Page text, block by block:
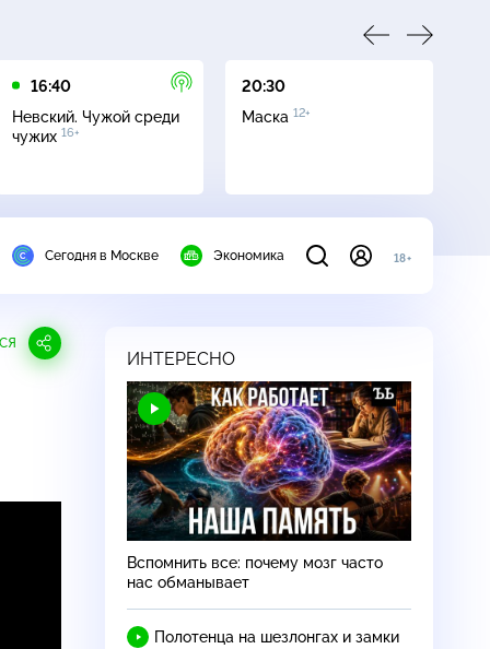
16:40
Невский. Чужой среди
чужих 16+
20:30
Маска 12+
Сегодня в Москве Экономика 18+
ИНТЕРЕСНО
Вспомнить все: почему мозг часто
нас обманывает
Полотенца на шезлонгах и замки